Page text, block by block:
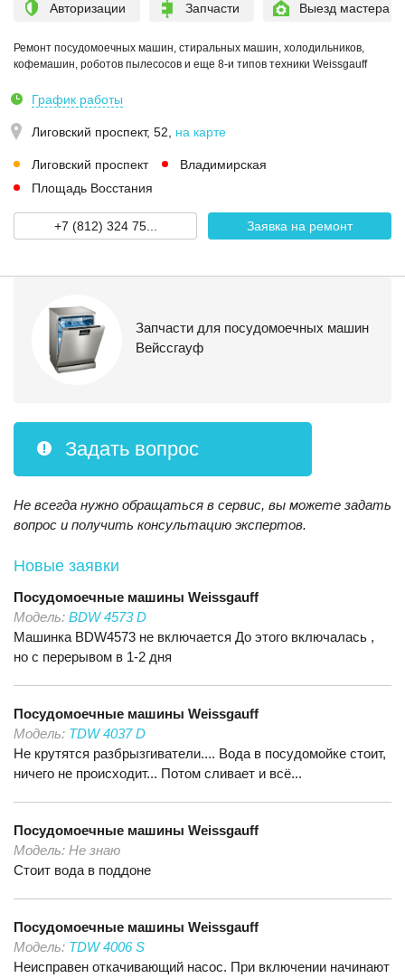
Авторизации Запчасти Выезд мастера
Ремонт посудомоечных машин, стиральных машин, холодильников,
кофемашин, роботов пылесосов и еще 8-и типов техники Weissgauff
График работы
Лиговский проспект, 52 на карте
Лиговский проспект
Владимирская
Площадь Восстания
+7 (812) 324 75... Заявка на ремонт
Запчасти для посудомоечных машин
Вейссгауф
Задать вопрос
Не всегда нужно обращаться в сервис, вы можете задать
вопрос и получить консультацию экспертов.
Новые заявки
Посудомоечные машины Weissgauff
Модель: BDW 4573 D
Машинка BDW4573 не включается До этого включалась ,
но с перерывом в 1-2 дня
Посудомоечные машины Weissgauff
Модель: TDW 4037 D
Не крутятся разбрызгиватели.... Вода в посудомойке стоит,
ничего не происходит... Потом сливает и всё...
Посудомоечные машины Weissgauff
Модель: Не знаю
Стоит вода в поддоне
Посудомоечные машины Weissgauff
Модель: TDW 4006 S
Неисправен откачивающий насос. При включении начинают